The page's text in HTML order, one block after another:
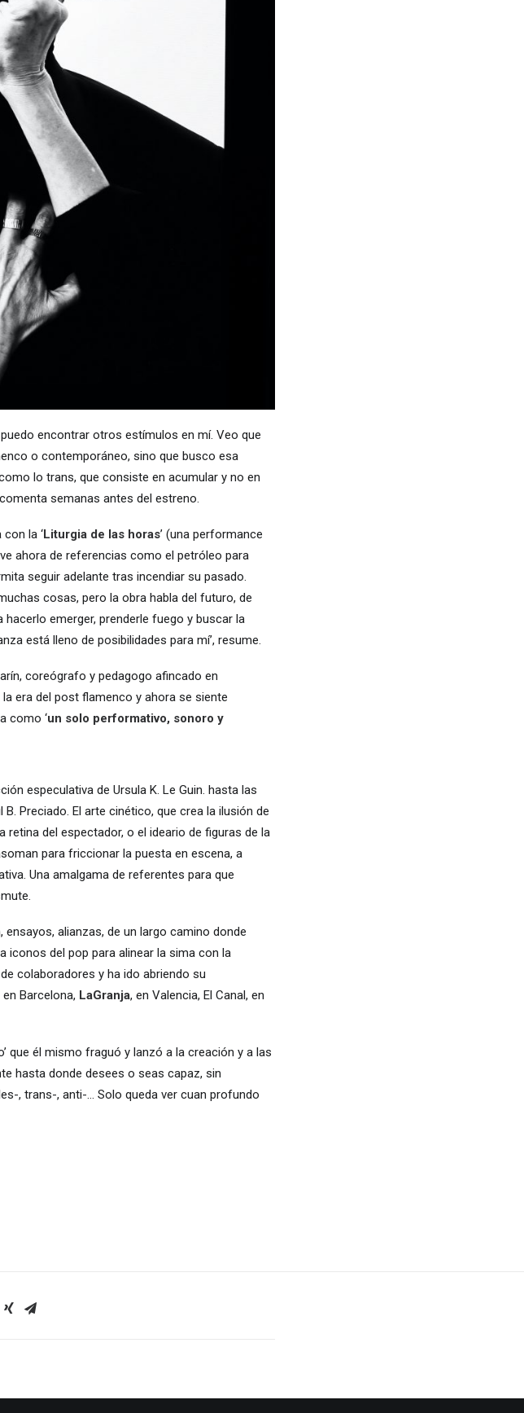
encontrar otros estímulos en mí. Veo que
o contemporáneo, sino que busco esa
lo trans, que consiste en acumular y no en
semanas antes del estreno.
la ‘Liturgia de las horas’ (una performance
ahora de referencias como el petróleo para
seguir adelante tras incendiar su pasado.
cosas, pero la obra habla del futuro, de
emerger, prenderle fuego y buscar la
está lleno de posibilidades para mí’, resume.
coreógrafo y pedagogo afincado en
era del post flamenco y ahora se siente
como ‘un solo performativo, sonoro y
especulativa de Ursula K. Le Guin. hasta las
B. Preciado. El arte cinético, que crea la ilusión de
del espectador, o el ideario de figuras de la
para friccionar la puesta en escena, a
Una amalgama de referentes para que
alianzas, de un largo camino donde
iconos del pop para alinear la sima con la
colaboradores y ha ido abriendo su
Barcelona, LaGranja, en Valencia, El Canal, en
que él mismo fraguó y lanzó a la creación y a las
hasta donde desees o seas capaz, sin
, trans-, anti-… Solo queda ver cuan profundo